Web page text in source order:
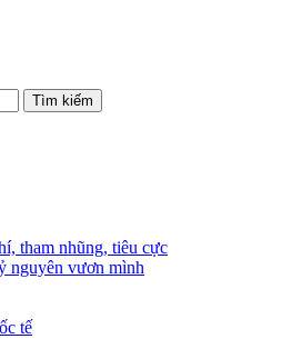
Tìm kiếm
tham nhũng, tiêu cực
nguyên vươn mình
tế